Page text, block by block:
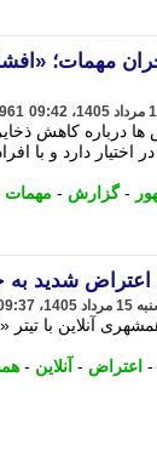
مهمات؛
درباره کاهش
دارد و با
-گزارش - مهمات
به خبر پروژه 150
- اعتراض - آنلاین -